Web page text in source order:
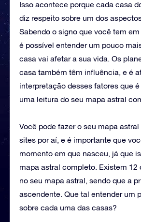
Isso acontece porque cada casa
diz respeito sobre um dos
Sabendo o signo que você tem
é possível entender um pouco
casa vai afetar a sua vida. Os
casa também têm influência, e é
interpretação desses fatores que
uma leitura do seu mapa astral
Você pode fazer o seu mapa
sites por aí, e é importante que
momento em que nasceu, já que
mapa astral completo. Existem 12
no seu mapa astral, sendo que a
ascendente. Que tal entender um
sobre cada uma das casas?